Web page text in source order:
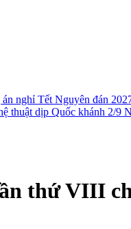
nghỉ Tết Nguyên đán
thuật dịp Quốc khánh 2/9
thứ VIII